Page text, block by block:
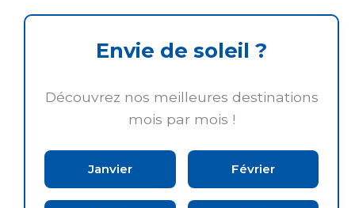
Envie de soleil ?
Découvrez nos meilleures destinations
mois par mois !
Janvier Février